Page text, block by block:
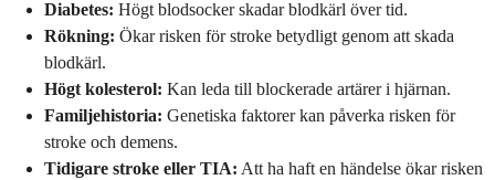
Diabetes: Högt blodsocker skadar blodkärl över tid.
Rökning: Ökar risken för stroke betydligt genom att skada
blodkärl.
Högt kolesterol: Kan leda till blockerade artärer i hjärnan.
Familjehistoria: Genetiska faktorer kan påverka risken för
stroke och demens.
Tidigare stroke eller TIA: Att ha haft en händelse ökar risken